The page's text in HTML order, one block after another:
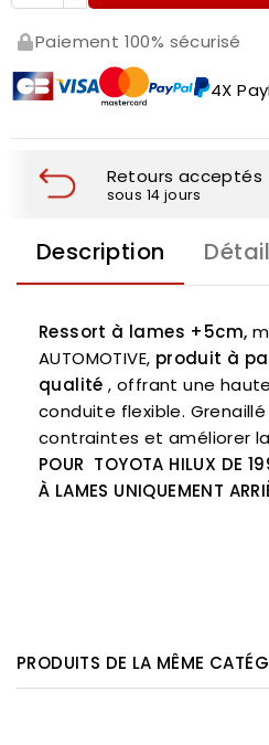
Paiement 100% sécurisé
4X
Retours acceptés
sous 14 jours
Description
Ressort à lames +5cm,
AUTOMOTIVE, produit à
qualité , offrant une
conduite flexible.
contraintes et améliorer
POUR TOYOTA HILUX DE
À LAMES UNIQUEMENT
PRODUITS DE LA MÊME